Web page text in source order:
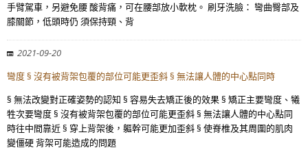
手臂駕車，另避免腰 酸背痛，可在腰部放小軟枕。 刷牙洗臉： 彎曲臀部及
膝關節，低頭時仍 須保持頸、背
2021-09-20
彎度 § 沒有被背架包覆的部位可能更歪斜 § 無法讓人體的中心點同時
§ 無法改變對正確姿勢的認知 § 容易失去矯正後的效果 § 矯正主要彎度、犧
牲次要彎度 § 沒有被背架包覆的部位可能更歪斜 § 無法讓人體的中心點同
時往中間靠近 § 穿上背架後，軀幹可能更加歪斜 § 使脊椎及其周圍的肌肉
變僵硬 背架可能造成的問題